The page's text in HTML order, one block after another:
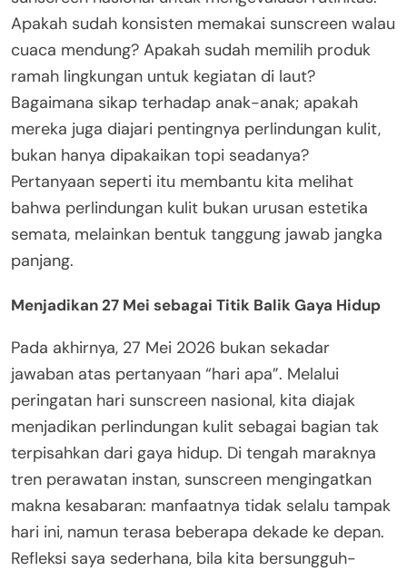
Apakah sudah konsisten memakai sunscreen walau
cuaca mendung? Apakah sudah memilih produk
ramah lingkungan untuk kegiatan di laut?
Bagaimana sikap terhadap anak-anak; apakah
mereka juga diajari pentingnya perlindungan kulit,
bukan hanya dipakaikan topi seadanya?
Pertanyaan seperti itu membantu kita melihat
bahwa perlindungan kulit bukan urusan estetika
semata, melainkan bentuk tanggung jawab jangka
panjang.
Menjadikan 27 Mei sebagai Titik Balik Gaya Hidup
Pada akhirnya, 27 Mei 2026 bukan sekadar
jawaban atas pertanyaan “hari apa”. Melalui
peringatan hari sunscreen nasional, kita diajak
menjadikan perlindungan kulit sebagai bagian tak
terpisahkan dari gaya hidup. Di tengah maraknya
tren perawatan instan, sunscreen mengingatkan
makna kesabaran: manfaatnya tidak selalu tampak
hari ini, namun terasa beberapa dekade ke depan.
Refleksi saya sederhana, bila kita bersungguh-